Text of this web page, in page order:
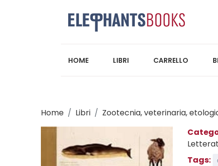
HOME LIBRI CARRELLO
Home Libri Zootecnia, veterinaria,
Tags: